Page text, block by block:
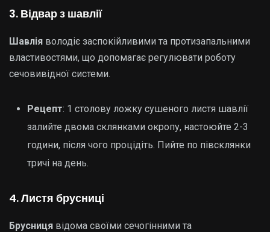
3. Відвар з шавлії
Шавлія володіє заспокійливими та протизапальними
властивостями, що допомагає регулювати роботу
сечовивідної системи.
Рецепт: 1 столову ложку сушеного листя шавлії
залийте двома склянками окропу, настоюйте 2-3
години, після чого процідіть. Пийте по півсклянки
тричі на день.
4. Листя брусниці
Брусниця відома своїми сечогінними та